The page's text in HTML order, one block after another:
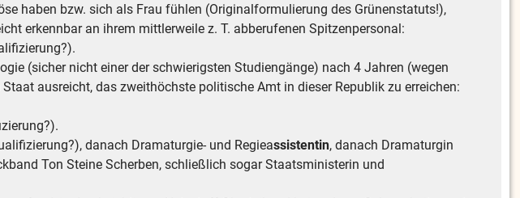
haben bzw. sich als Frau fühlen (Originalformulierung des Grünenstatuts!),
erkennbar an ihrem mittlerweile z. T. abberufenen Spitzenpersonal:
(sicher nicht einer der schwierigsten Studiengänge) nach 4 Jahren (wegen
ausreicht, das zweithöchste politische Amt in dieser Republik zu erreichen:
danach Dramaturgie- und Regieassistentin, danach Dramaturgin
Ton Steine Scherben, schließlich sogar Staatsministerin und